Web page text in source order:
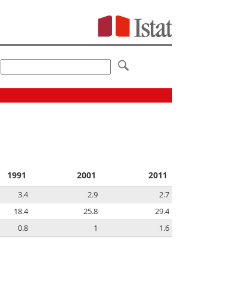
1991 2001 2011
3.4 2.9
2.7
18.4 25.8
29.4
0.8 1 1.6